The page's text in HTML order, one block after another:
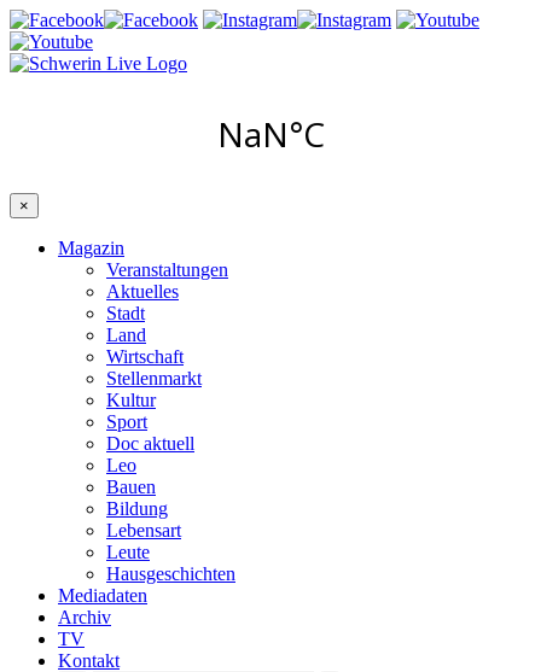
×
Magazin
Veranstaltungen
Aktuelles
Stadt
Land
Wirtschaft
Stellenmarkt
Kultur
Sport
Doc aktuell
Leo
Bauen
Bildung
Lebensart
Leute
Hausgeschichten
Mediadaten
Archiv
TV
Kontakt